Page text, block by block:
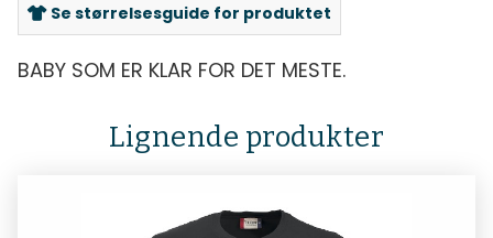
Se størrelsesguide for produktet
BABY SOM ER KLAR FOR DET MESTE.
Lignende produkter